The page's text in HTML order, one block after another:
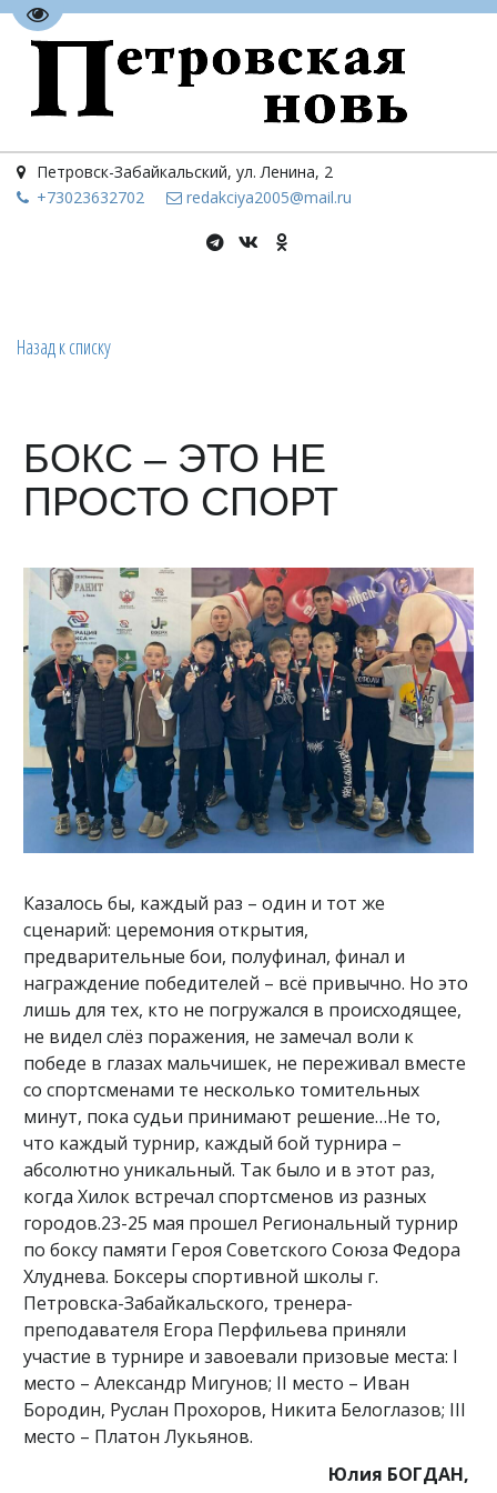
Перейти на версию для слабовидящих
Петровск-Забайкальский, ул. Ленина, 2
+73023632702 redakciya2005@mail.ru
Назад к списку
БОКС – ЭТО НЕ
ПРОСТО СПОРТ
Казалось бы, каждый раз – один и тот же
сценарий: церемония открытия,
предварительные бои, полуфинал, финал и
награждение победителей – всё привычно. Но это
лишь для тех, кто не погружался в происходящее,
не видел слёз поражения, не замечал воли к
победе в глазах мальчишек, не переживал вместе
со спортсменами те несколько томительных
минут, пока судьи принимают решение…Не то,
что каждый турнир, каждый бой турнира –
абсолютно уникальный. Так было и в этот раз,
когда Хилок встречал спортсменов из разных
городов.23-25 мая прошел Региональный турнир
по боксу памяти Героя Советского Союза Федора
Хлуднева. Боксеры спортивной школы г.
Петровска-Забайкальского, тренера-
преподавателя Егора Перфильева приняли
участие в турнире и завоевали призовые места: I
место – Александр Мигунов; II место – Иван
Бородин, Руслан Прохоров, Никита Белоглазов; III
место – Платон Лукьянов.
Юлия БОГДАН,